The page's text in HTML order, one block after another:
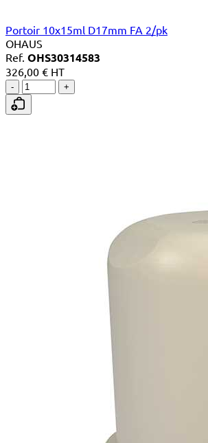
Portoir 10x15ml D17mm FA 2/pk
OHAUS
Ref. OHS30314583
326,00 € HT
- +